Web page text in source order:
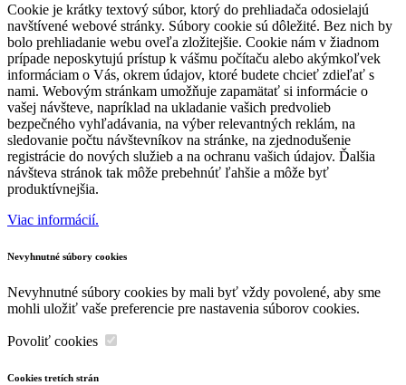
Cookie je krátky textový súbor, ktorý do prehliadača odosielajú
navštívené webové stránky. Súbory cookie sú dôležité. Bez nich by
bolo prehliadanie webu oveľa zložitejšie. Cookie nám v žiadnom
prípade neposkytujú prístup k vášmu počítaču alebo akýmkoľvek
informáciam o Vás, okrem údajov, ktoré budete chcieť zdieľať s
nami. Webovým stránkam umožňuje zapamätať si informácie o
vašej návšteve, napríklad na ukladanie vašich predvolieb
bezpečného vyhľadávania, na výber relevantných reklám, na
sledovanie počtu návštevníkov na stránke, na zjednodušenie
registrácie do nových služieb a na ochranu vašich údajov. Ďalšia
návšteva stránok tak môže prebehnúť ľahšie a môže byť
produktívnejšia.
Viac informácií.
Nevyhnutné súbory cookies
Nevyhnutné súbory cookies by mali byť vždy povolené, aby sme
mohli uložiť vaše preferencie pre nastavenia súborov cookies.
Povoliť cookies
Cookies tretích strán